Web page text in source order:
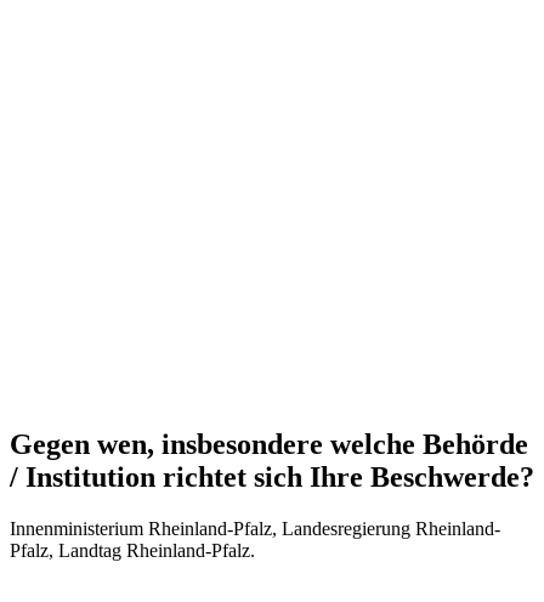
Gegen wen, insbesondere welche Behörde
/ Institution richtet sich Ihre Beschwerde?
Innenministerium Rheinland-Pfalz, Landesregierung Rheinland-
Pfalz, Landtag Rheinland-Pfalz.